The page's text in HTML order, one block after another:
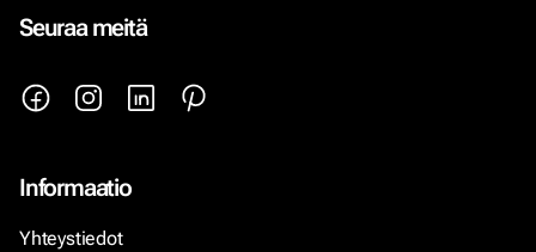
Seuraa meitä
Informaatio
Yhteystiedot